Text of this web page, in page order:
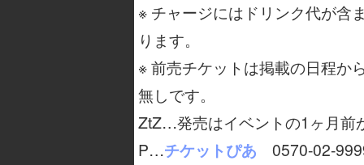
※ チャージにはドリンク代が含
ります。
※ 前売チケットは掲載の日程か
無しです。
ZtZ…発売はイベントの1ヶ月前
P…チケットぴあ 0570-02-